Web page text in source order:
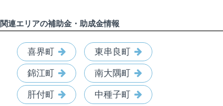
関連エリアの補助金・助成金情報
喜界町 東串良町
錦江町 南大隅町
肝付町 中種子町